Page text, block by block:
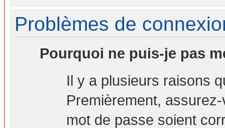
Problèmes de
Pourquoi ne puis-je pas
Il y a plusieurs raisons
Premièrement,
mot de passe soient